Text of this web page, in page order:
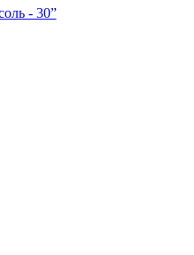
- 30”